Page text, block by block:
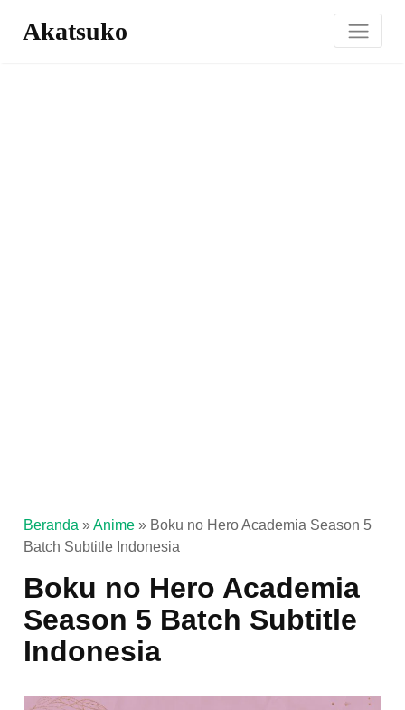
Akatsuko
Beranda »Anime » Boku no Hero Academia Season 5
Batch Subtitle Indonesia
Boku no Hero Academia
Season 5 Batch Subtitle
Indonesia